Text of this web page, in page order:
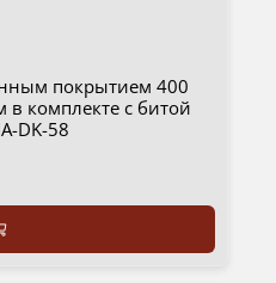
покрытием 400
комплекте с битой
DK-58